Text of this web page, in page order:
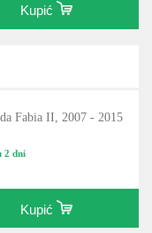
Kupić
Fabia II, 2007 - 2015
2 dni
Kupić